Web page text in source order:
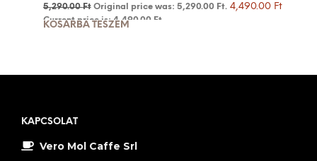
5,290.00Ft Original price was: 5,290.00 Ft. 4,490.00 Ft
Current price is: 4,490.00 Ft.
KOSÁRBA TESZEM
KAPCSOLAT
Vero Mol Caffe Srl